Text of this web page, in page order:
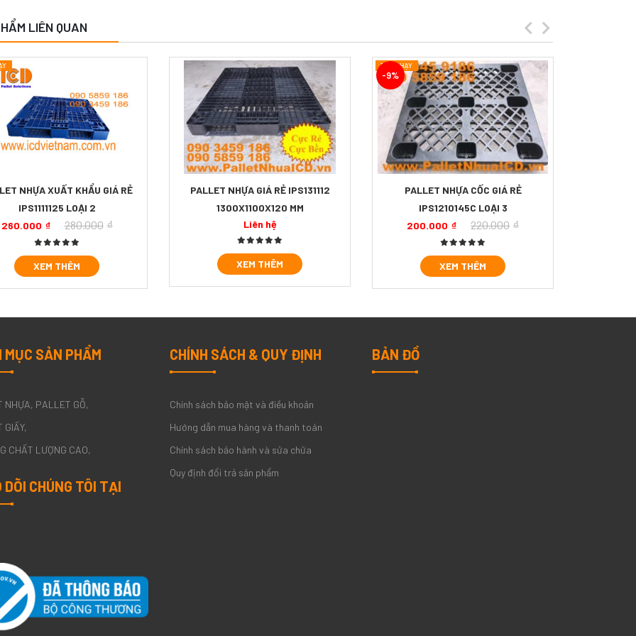
LIÊN QUAN
NHỰA XUẤT KHẨU GIÁ RẺ
IPS1111125 LOẠI 2
260.000 ₫ 280.000 ₫
XEM THÊM
PALLET NHỰA GIÁ RẺ IPS131112
1300X1100X120 MM
Liên hệ
XEM THÊM
PALLET NHỰA CỐC GIÁ RẺ
IPS1210145C LOẠI 3
200.000 ₫ 220.000 ₫
-9%
XEM THÊM
MỤC SẢN PHẨM
NHỰA PALLET GỖ
GIẤY
CHẤT LƯỢNG CAO
DÕI CHÚNG TÔI TẠI
CHÍNH SÁCH & QUY ĐỊNH
Chính sách bảo mật và điều khoản
Hướng dẫn mua hàng và thanh toán
Chính sách bảo hành và sửa chữa
Quy định đổi trả sản phẩm
BẢN ĐỒ